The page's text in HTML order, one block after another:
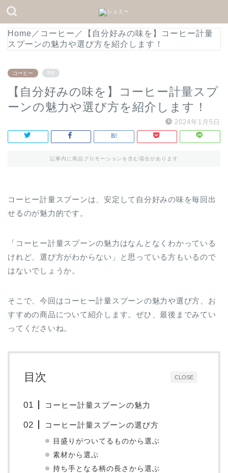
Home ／ コーヒー ／
【自分好みの味を】コーヒー計量
スプーンの魅力や選び方を紹介します！
コーヒー PR
【自分好みの味を】コーヒー計量スプ
ーンの魅力や選び方を紹介します！
2024年1月5日
記事内に商品プロモーションを含む場合があります
コーヒー計量スプーンは、安定して自分好みの味を毎回出
せるのが魅力的です。
「コーヒー計量スプーンの魅力はなんとなくわかっている
けれど、選び方がわからない」と思っている方もいるので
はないでしょうか。
そこで、今回はコーヒー計量スプーンの魅力や選び方、お
すすめの商品について紹介します。ぜひ、最後までみてい
ってくださいね。
CLOSE
目次
コーヒー計量スプーンの魅力
コーヒー計量スプーンの選び方
目盛りがついてるものから選ぶ
素材から選ぶ
持ち手となる柄の長さから選ぶ